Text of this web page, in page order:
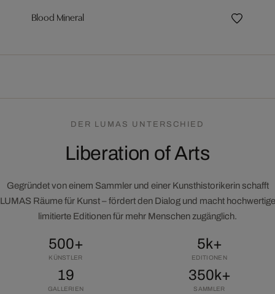
Blood Mineral
DER LUMAS UNTERSCHIED
Liberation of Arts
Gegründet von einem Sammler und einer Kunsthistorikerin schafft
LUMAS Räume für Kunst – fördert den Dialog und macht hochwertige
limitierte Editionen für mehr Menschen zugänglich.
500+
KÜNSTLER
5k+
EDITIONEN
19
GALLERIEN
350k+
SAMMLER